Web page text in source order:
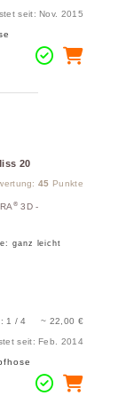
seit: Nov. 2015
20
45 Punkte
® 3D -
ganz leicht
1 / 4 ~ 22,00 €
seit: Feb. 2014